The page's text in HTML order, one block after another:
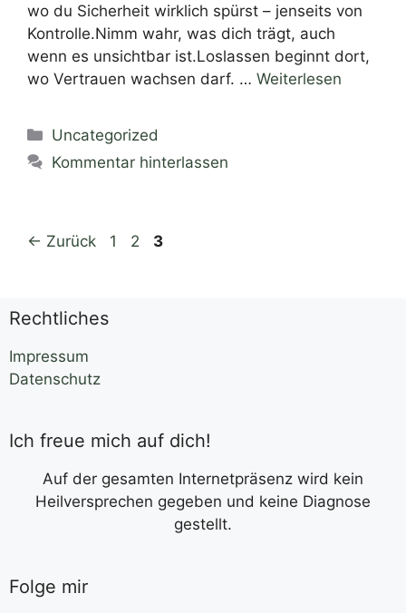
wo du Sicherheit wirklich spürst – jenseits von
Kontrolle.Nimm wahr, was dich trägt, auch
wenn es unsichtbar ist.Loslassen beginnt dort,
wo Vertrauen wachsen darf. … Weiterlesen
Uncategorized
Kommentar hinterlassen
← Zurück 1 2 3
Rechtliches
Impressum
Datenschutz
Ich freue mich auf dich!
Auf der gesamten Internetpräsenz wird kein
Heilversprechen gegeben und keine Diagnose
gestellt.
Folge mir